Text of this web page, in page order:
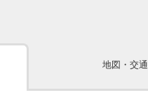
地図・交通